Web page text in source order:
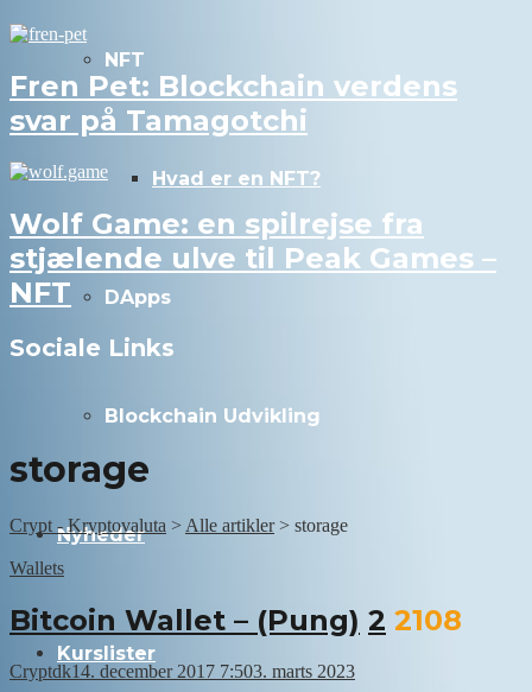
NFT
Hvad er en NFT?
DApps
Blockchain Udvikling
Nyheder
Kurslister
Fren Pet: Blockchain verdens
svar på Tamagotchi
Wolf Game: en spilrejse fra
stjælende ulve til Peak Games –
NFT
Sociale Links
storage
Crypt - Kryptovaluta > Alle artikler> storage
Wallets
Bitcoin Wallet – (Pung) 2 2108
Cryptdk14. december 2017 7:503. marts 2023